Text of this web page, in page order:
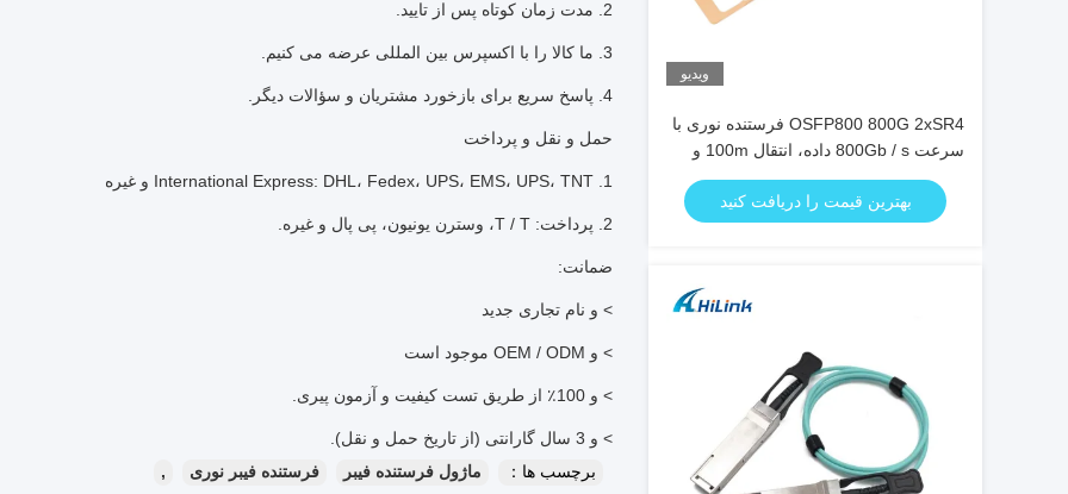
ویدیو
OSFP800 800G 2xSR4 فرستنده نوری با
سرعت 800Gb / s داده، انتقال 100m و
مصرف 15W
بهترین قیمت را دریافت کنید
2. مدت زمان کوتاه پس از تایید.
3. ما کالا را با اکسپرس بین المللی عرضه می کنیم.
4. پاسخ سریع برای بازخورد مشتریان و سؤالات دیگر.
حمل و نقل و پرداخت
1. International Express: DHL، Fedex، UPS، EMS، UPS، TNT و غیره
2. پرداخت: T / T، وسترن یونیون، پی پال و غیره.
ضمانت:
> و نام تجاری جدید
> و OEM / ODM موجود است
> و 100٪ از طریق تست کیفیت و آزمون پیری.
> و 3 سال گارانتی (از تاریخ حمل و نقل).
برچسب ها：
ماژول فرستنده فیبر فرستنده فیبر نوری ,